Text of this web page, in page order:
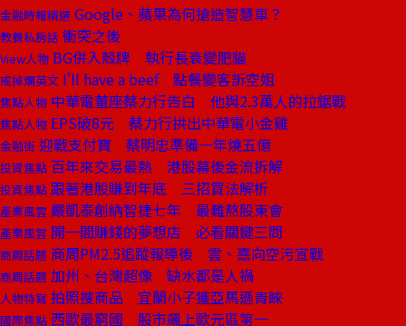
金融時報精選 Google、蘋果為何搶造智慧車？
教養私房話 衝突之後
View人物 BG併入殼牌 執行長衰變肥貓
戒掉爛英文 I'll have a beef 點餐變客訴空姐
焦點人物 中華電董座蔡力行告白 他與2.3萬人的拉鋸戰
焦點人物 EPS破8元 蔡力行拱出中華電小金雞
金融街 迎戰支付寶 蔡明忠準備一年燒五億
投資焦點 百年來交易最熱 港股幕後金流拆解
投資焦點 跟著港股賺到年底 三招買法解析
產業風雲 嚴凱泰創納智捷七年 最難熬股東會
產業風雲 開一間賺錢的夢想店 必看關鍵三問
商周話題 商周PM2.5追蹤報導後 雲、嘉向空污宣戰
商周話題 加州、台灣超像 缺水都是人禍
人物特寫 拍照搜商品 宜蘭小子獲亞馬遜青睞
國際焦點 西歐最窮國 股市飆上歐元區第一